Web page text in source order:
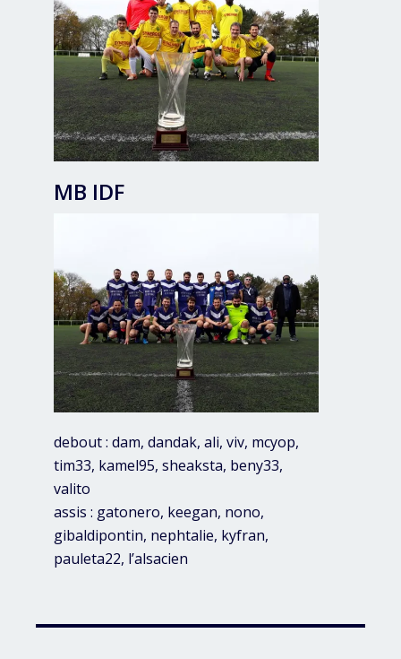
MB IDF
debout : dam, dandak, ali, viv, mcyop,
tim33, kamel95, sheaksta, beny33,
valito
assis : gatonero, keegan, nono,
gibaldipontin, nephtalie, kyfran,
pauleta22, l’alsacien